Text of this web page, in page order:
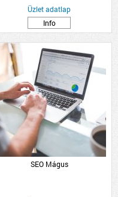
Üzlet adatlap
Info
SEO Mágus